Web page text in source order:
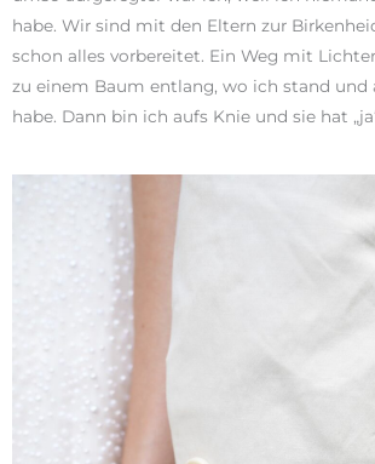
habe. Wir sind mit den Eltern zur
schon alles vorbereitet. Ein Weg mit
zu einem Baum entlang, wo ich stand und
habe. Dann bin ich aufs Knie und sie hat